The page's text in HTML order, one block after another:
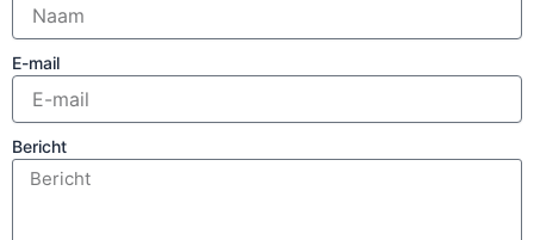
E-mail
Bericht